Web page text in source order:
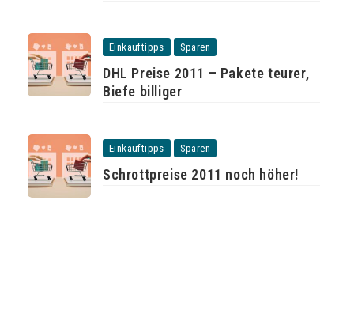
Einkauftipps Sparen
DHL Preise 2011 – Pakete teurer,
Biefe billiger
Einkauftipps Sparen
Schrottpreise 2011 noch höher!